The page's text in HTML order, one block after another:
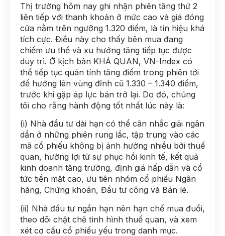
Thị trường hôm nay ghi nhận phiên tăng thứ 2
liên tiếp với thanh khoản ở mức cao và giá đóng
cửa nằm trên ngưỡng 1.320 điểm, là tín hiệu khá
tích cực. Điều này cho thấy bên mua đang
chiếm ưu thế và xu hướng tăng tiếp tục được
duy trì. Ở kịch bản KHẢ QUAN, VN-Index có
thể tiếp tục quán tính tăng điểm trong phiên tới
để hướng lên vùng đỉnh cũ 1.330 – 1.340 điểm,
trước khi gặp áp lực bán trở lại. Do đó, chúng
tôi cho rằng hành động tốt nhất lúc này là:
(i) Nhà đầu tư dài hạn có thể cân nhắc giải ngân
dần ở những phiên rung lắc, tập trung vào các
mã cổ phiếu không bị ảnh hưởng nhiều bởi thuế
quan, hưởng lợi từ sự phục hồi kinh tế, kết quả
kinh doanh tăng trưởng, định giá hấp dẫn và cổ
tức tiền mặt cao, ưu tiên nhóm cổ phiếu Ngân
hàng, Chứng khoán, Đầu tư công và Bán lẻ.
(ii) Nhà đầu tư ngắn hạn nên hạn chế mua đuổi,
theo dõi chặt chẽ tình hình thuế quan, và xem
xét cơ cấu cổ phiếu yếu trong danh mục.